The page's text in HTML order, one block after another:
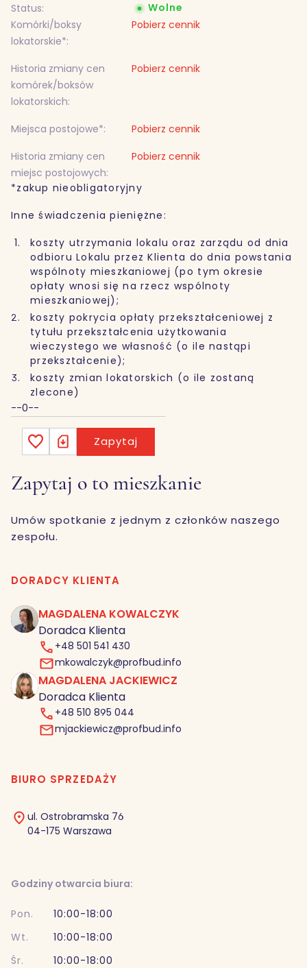
Status:
Wolne
Komórki/boksy
lokatorskie*:
Pobierz cennik
Historia zmiany cen
komórek/boksów
lokatorskich:
Pobierz cennik
Miejsca postojowe*:
Pobierz cennik
Historia zmiany cen
miejsc postojowych:
Pobierz cennik
*zakup nieobligatoryjny
Inne świadczenia pieniężne:
koszty utrzymania lokalu oraz zarządu od dnia
odbioru Lokalu przez Klienta do dnia powstania
wspólnoty mieszkaniowej (po tym okresie
opłaty wnosi się na rzecz wspólnoty
mieszkaniowej);
koszty pokrycia opłaty przekształceniowej z
tytułu przekształcenia użytkowania
wieczystego we własność (o ile nastąpi
przekształcenie);
koszty zmian lokatorskich (o ile zostaną
zlecone)
--0--
Zapytaj
Zapytaj o to mieszkanie
Umów spotkanie z jednym z członków naszego
zespołu.
DORADCY KLIENTA
MK MAGDALENA KOWALCZYK
Doradca Klienta
+48 501 541 430
mkowalczyk@profbud.info
MJ MAGDALENA JACKIEWICZ
Doradca Klienta
+48 510 895 044
mjackiewicz@profbud.info
BIURO SPRZEDAŻY
ul. Ostrobramska 76
04-175 Warszawa
Godziny otwarcia biura:
Pon.
10:00-18:00
Wt.
10:00-18:00
Śr.
10:00-18:00